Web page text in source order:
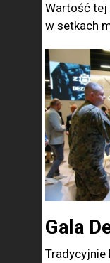
Wartość tej
w setkach
Gala
Tradycyjnie